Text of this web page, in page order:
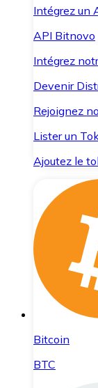
Intégrez un
API Bitnovo
Intégrez
Devenir
Rejoignez
Lister un
Ajoutez le
Bitcoin
BTC